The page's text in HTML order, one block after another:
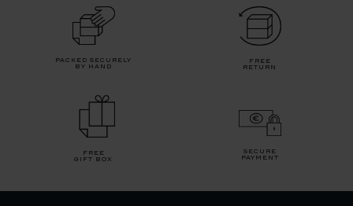
packed securely
by hand
free
return
free
gift box
secure
payment